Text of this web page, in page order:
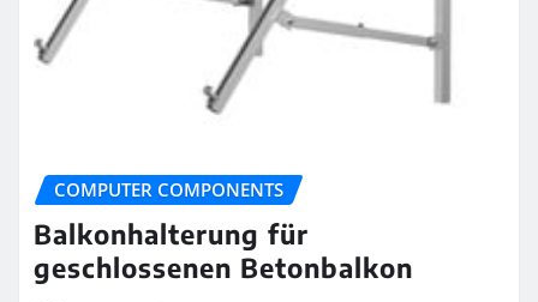
COMPUTER COMPONENTS
Balkonhalterung für
geschlossenen Betonbalkon